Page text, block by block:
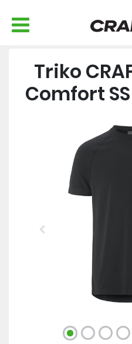
Triko
Comfort
Previous